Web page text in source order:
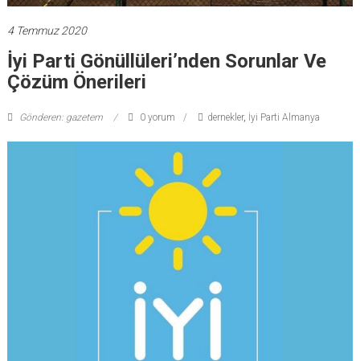
4 Temmuz 2020
İyi Parti Gönüllüleri’nden Sorunlar Ve
Çözüm Önerileri
Gönderen: gazetem 0 yorum dernekler, İyi Parti Almanya